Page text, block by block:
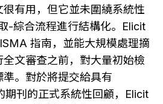
很有用，但它並未圍繞系統性
-綜合流程進行結構化。Elicit
指南，並能大規模處理摘
文審查之前，對大量初始檢
。對於將提交給具有
期刊的正式系統性回顧，Elicit